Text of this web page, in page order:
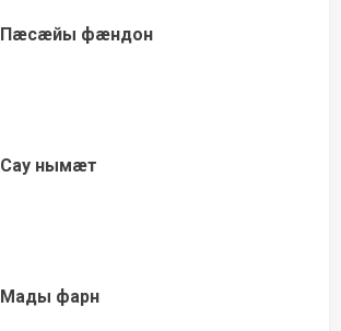
Пæсæйы фæндон
Сау нымæт
Мады фарн